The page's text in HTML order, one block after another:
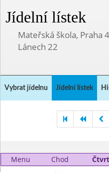
Jídelní lístek
Mateřská škola, Praha
Lánech 22
Vybrat jídelnu Jídelní lístek
Menu Chod